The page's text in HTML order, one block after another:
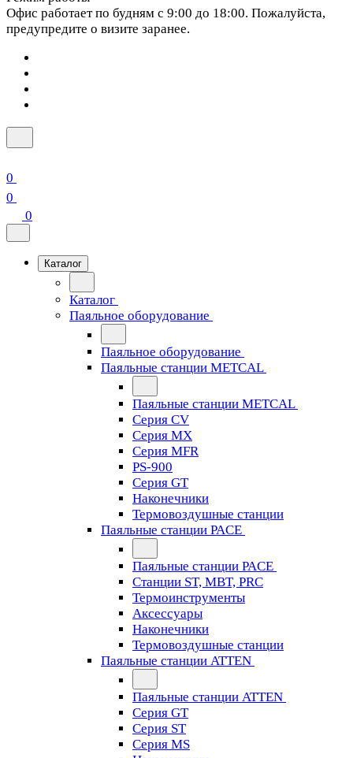
Офис работает по будням с 9:00 до 18:00. Пожалуйста,
предупредите о визите заранее.
0
0
0
Каталог
Каталог
Паяльное оборудование
Паяльное оборудование
Паяльные станции METCAL
Паяльные станции METCAL
Серия CV
Серия MX
Серия MFR
PS-900
Серия GT
Наконечники
Термовоздушные станции
Паяльные станции PACE
Паяльные станции PACE
Станции ST, MBT, PRC
Термоинструменты
Аксессуары
Наконечники
Термовоздушные станции
Паяльные станции ATTEN
Паяльные станции ATTEN
Серия GT
Серия ST
Серия MS